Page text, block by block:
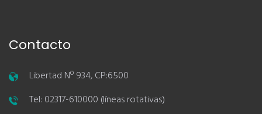
Contacto
Libertad Nº 934, CP:6500
Tel: 02317-610000 (líneas rotativas)